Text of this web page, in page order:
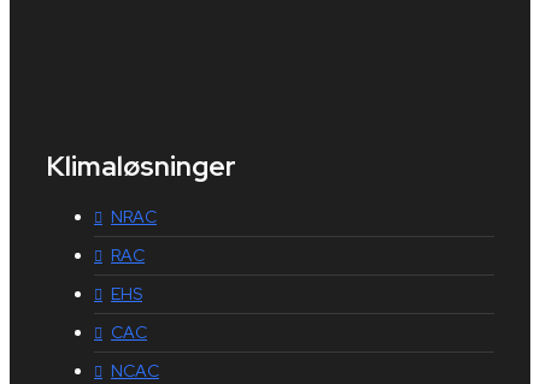
Klimaløsninger
NRAC
RAC
EHS
CAC
NCAC